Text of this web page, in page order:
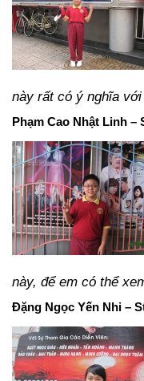
này rất có ý nghĩa
Phạm Cao Nhật Linh –
này, để em có thể
Đặng Ngọc Yến Nhi –